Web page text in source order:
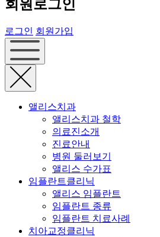
회원로그인
로그인 회원가입
앨리스치과
앨리스치과 철학
의료진소개
진료안내
병원 둘러보기
앨리스 수가표
임플란트클리닉
앨리스 임플란트
임플란트 종류
임플란트 치료사례
치아교정클리닉